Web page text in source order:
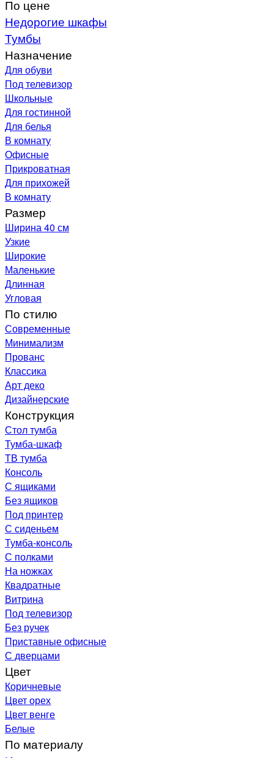
По цене
Недорогие шкафы
Тумбы
Назначение
Для обуви
Под телевизор
Школьные
Для гостинной
Для белья
В комнату
Офисные
Прикроватная
Для прихожей
В комнату
Размер
Ширина 40 см
Узкие
Широкие
Маленькие
Длинная
Угловая
По стилю
Современные
Минимализм
Прованс
Классика
Арт деко
Дизайнерские
Конструкция
Стол тумба
Тумба-шкаф
ТВ тумба
Консоль
С ящиками
Без ящиков
Под принтер
С сиденьем
Тумба-консоль
С полками
На ножках
Квадратные
Витрина
Под телевизор
Без ручек
Приставные офисные
С дверцами
Цвет
Коричневые
Цвет орех
Цвет венге
Белые
По материалу